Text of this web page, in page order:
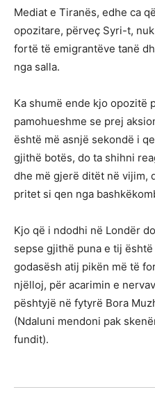
Mediat e Tiranës, edhe ca
opozitare, përveç Syri-t,
fortë të emigrantëve tanë
nga salla.
Ka shumë ende kjo opozitë
pamohueshme se prej
është më asnjë sekondë i
gjithë botës, do ta shihni
dhe më gjerë ditët në vijim,
pritet si qen nga
Kjo që i ndodhi në Londër
sepse gjithë puna e tij është
godasësh atij pikën më të
njëlloj, për acarimin e
pështyjë në fytyrë Bora
(Ndaluni mendoni pak
fundit).